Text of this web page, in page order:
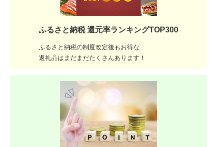
ふるさと納税 還元率ランキングTOP300
ふるさと納税の制度改定後もお得な
返礼品はまだまだたくさんあります！